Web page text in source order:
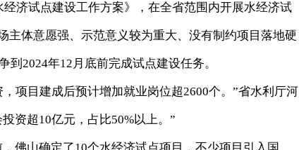
济试点建设工作方案》，在全省范围内开展水经济试
主体意愿强、示范意义较为重大、没有制约项目落地硬
2024年12月底前完成试点建设任务。
项目建成后预计增加就业岗位超2600个。”省水利厅河
资超10亿元，占比50%以上。”